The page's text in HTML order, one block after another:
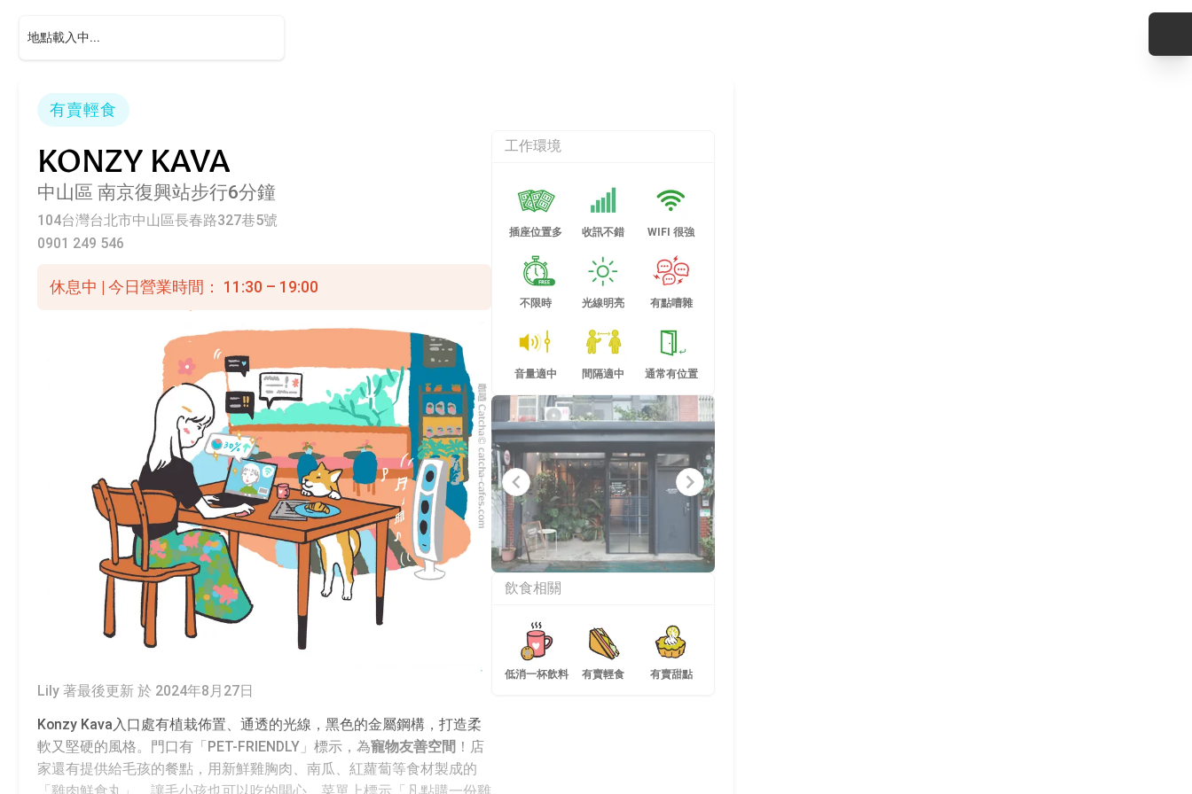
有賣輕食
KONZY KAVA
中山區 南京復興站步行6分鐘
104台灣台北市中山區長春路327巷5號
0901 249 546
休息中 | 今日營業時間： 11:30 – 19:00
Lily 著最後更新 於 2024年8月27日
Konzy Kava入口處有植栽佈置、通透的光線，黑色的金屬鋼構，打造柔
軟又堅硬的風格。門口有「PET-FRIENDLY」標示，為寵物友善空間 ！店
家還有提供給毛孩的餐點，用新鮮雞胸肉、南瓜、紅蘿蔔等食材製成的
工作環境
插座位置多 收訊不錯 WIFI 很強
不限時 光線明亮 有點嘈雜
音量適中 間隔適中 通常有位置
Item
飲食相關
低消一杯飲料 有賣輕食 有賣甜點